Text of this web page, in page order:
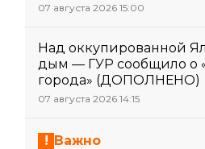
07 августа 2026 15:00
Над оккупированной
дым — ГУР сообщило о
города» (ДОПОЛНЕНО)
07 августа 2026 14:15
Важно